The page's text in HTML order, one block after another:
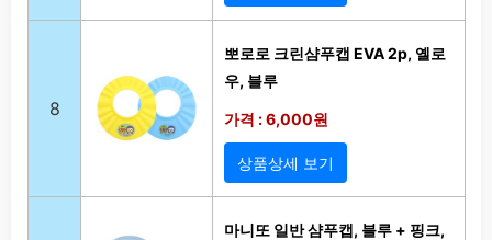
8
뽀로로 크린샴푸캡 EVA 2p, 옐로
우, 블루
가격 : 6,000원
상품상세 보기
마니또 일반 샴푸캡, 블루 + 핑크,